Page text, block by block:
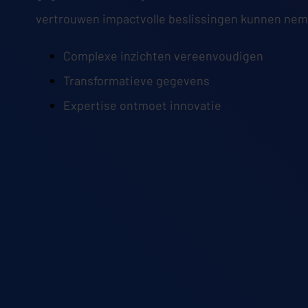
vertrouwen impactvolle beslissingen kunnen
Complexe inzichten vereenvoudigen
Transformatieve gegevens
Expertise ontmoet innovatie